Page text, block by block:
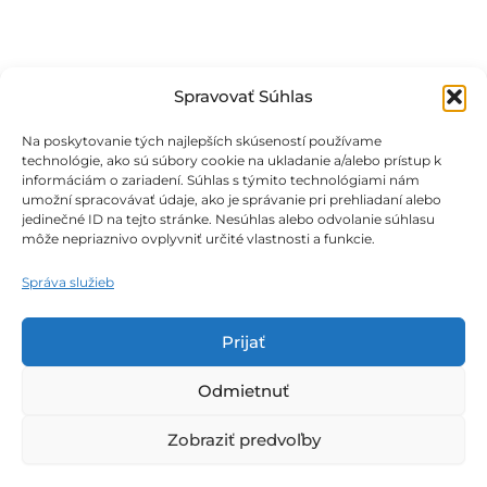
Spravovať Súhlas
Na poskytovanie tých najlepších skúseností používame
technológie, ako sú súbory cookie na ukladanie a/alebo prístup k
informáciám o zariadení. Súhlas s týmito technológiami nám
umožní spracovávať údaje, ako je správanie pri prehliadaní alebo
jedinečné ID na tejto stránke. Nesúhlas alebo odvolanie súhlasu
môže nepriaznivo ovplyvniť určité vlastnosti a funkcie.
Správa služieb
Prijať
Odmietnuť
Zobraziť predvoľby
na
stránke
produktu.
Zásady používania súborov cookie